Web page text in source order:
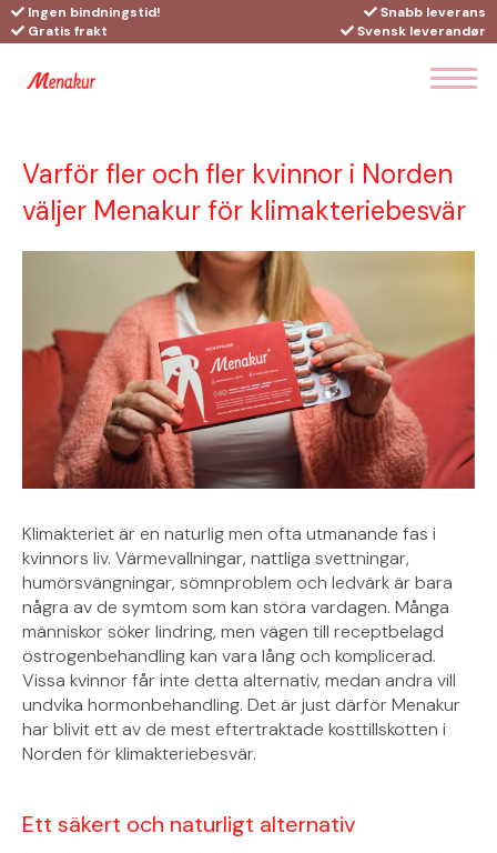
Ingen bindningstid!
Snabb leverans
Gratis frakt
Svensk leverandør
Varför fler och fler kvinnor i Norden
väljer Menakur för klimakteriebesvär
Klimakteriet är en naturlig men ofta utmanande fas i
kvinnors liv. Värmevallningar, nattliga svettningar,
humörsvängningar, sömnproblem och ledvärk är bara
några av de symtom som kan störa vardagen. Många
människor söker lindring, men vägen till receptbelagd
östrogenbehandling kan vara lång och komplicerad.
Vissa kvinnor får inte detta alternativ, medan andra vill
undvika hormonbehandling. Det är just därför Menakur
har blivit ett av de mest eftertraktade kosttillskotten i
Norden för klimakteriebesvär.
Ett säkert och naturligt alternativ